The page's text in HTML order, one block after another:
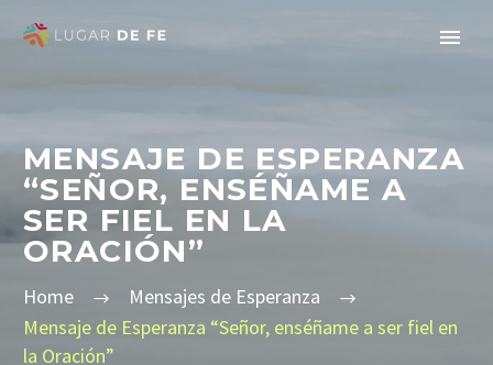
MENSAJE DE ESPERANZA
“SEÑOR, ENSÉÑAME A
SER FIEL EN LA
ORACIÓN”
Home
Mensajes de Esperanza
Mensaje de Esperanza “Señor, enséñame a ser fiel en
la Oración”